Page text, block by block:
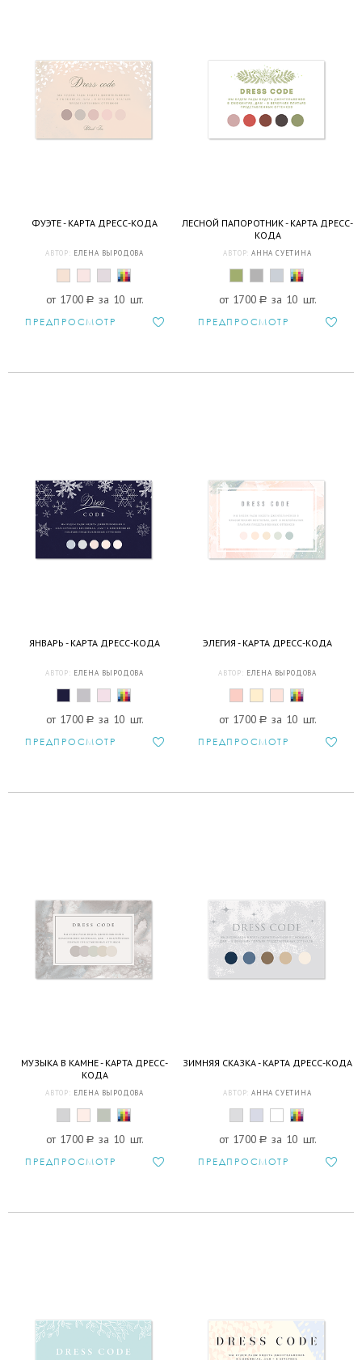
ФУЭТЕ - КАРТА ДРЕСС-КОДА
АВТОР: ЕЛЕНА ВЫРОДОВА
от 1700 a за 10 шт.
ПРЕДПРОСМОТР
ЛЕСНОЙ ПАПОРОТНИК - КАРТА ДРЕСС-
КОДА
АВТОР: АННА СУЕТИНА
от 1700 a за 10 шт.
ПРЕДПРОСМОТР
ЯНВАРЬ - КАРТА ДРЕСС-КОДА
АВТОР: ЕЛЕНА ВЫРОДОВА
от 1700 a за 10 шт.
ПРЕДПРОСМОТР
ЭЛЕГИЯ - КАРТА ДРЕСС-КОДА
АВТОР: ЕЛЕНА ВЫРОДОВА
от 1700 a за 10 шт.
ПРЕДПРОСМОТР
МУЗЫКА В КАМНЕ - КАРТА ДРЕСС-
КОДА
АВТОР: ЕЛЕНА ВЫРОДОВА
от 1700 a за 10 шт.
ПРЕДПРОСМОТР
ЗИМНЯЯ СКАЗКА - КАРТА ДРЕСС-КОДА
АВТОР: АННА СУЕТИНА
от 1700 a за 10 шт.
ПРЕДПРОСМОТР